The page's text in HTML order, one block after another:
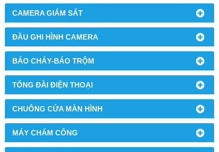
CAMERA GIÁM SÁT
ĐẦU GHI HÌNH CAMERA
BÁO CHÁY-BÁO TRỘM
TỔNG ĐÀI ĐIỆN THOẠI
CHUÔNG CỬA MÀN HÌNH
MÁY CHẤM CÔNG